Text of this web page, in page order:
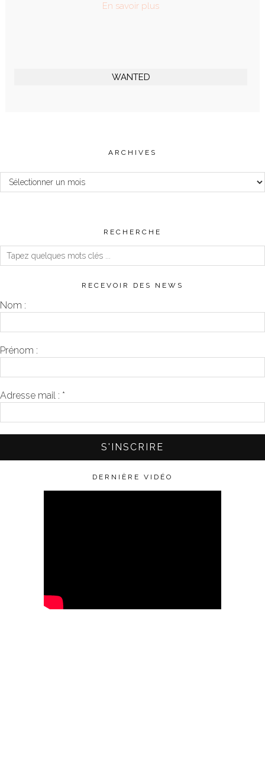
En savoir plus
WANTED
ARCHIVES
Archives
RECHERCHE
RECEVOIR DES NEWS
Nom :
Prénom :
Adresse mail : *
DERNIÈRE VIDÉO